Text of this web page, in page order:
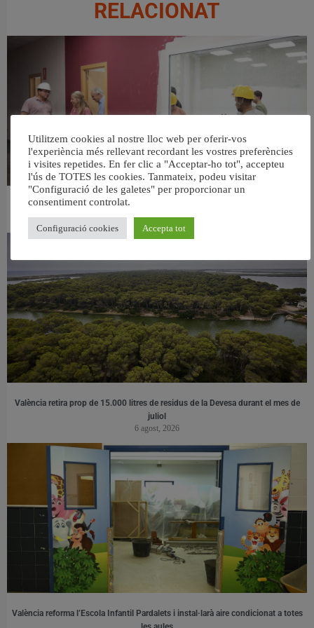
RELACIONAT
València ultima el nou centre per a persones majors del barri de Sant Antoni
6 agost, 2026
València retira prop de 15.000 litres de residus de la Devesa durant el mes de
juliol
6 agost, 2026
València reforma l’Escola Infantil Pardalets i instal·larà aire condicionat a totes
Utilitzem cookies al nostre lloc web per oferir-vos
l'experiència més rellevant recordant les vostres preferències
i visites repetides. En fer clic a "Acceptar-ho tot", accepteu
l'ús de TOTES les cookies. Tanmateix, podeu visitar
"Configuració de les galetes" per proporcionar un
consentiment controlat.
Configuració cookies Accepta tot